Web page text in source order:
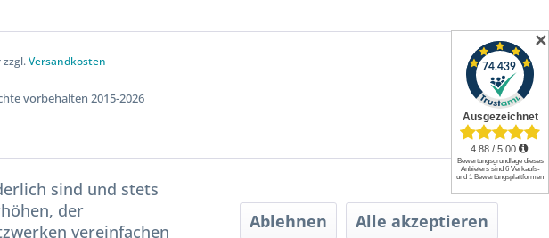
Versandkosten
vorbehalten 2015-2026
sind und stets
der
vereinfachen
Ablehnen Alle akzeptieren
✕